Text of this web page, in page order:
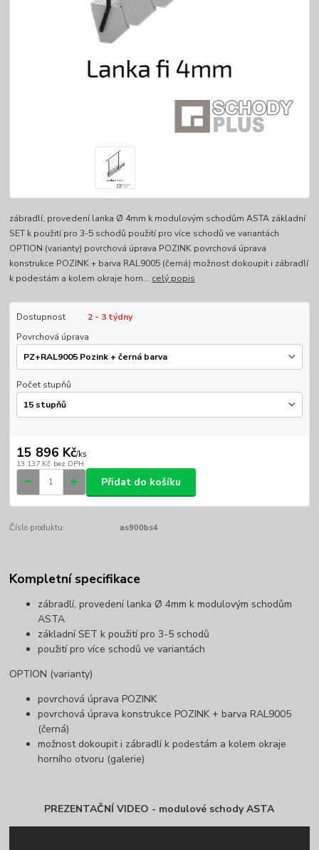
zábradlí, provedení lanka Ø 4mm k modulovým schodům ASTA základní
SET k použití pro 3-5 schodů použití pro více schodů ve variantách
OPTION (varianty) povrchová úprava POZINK povrchová úprava
konstrukce POZINK + barva RAL9005 (černá) možnost dokoupit i zábradlí
k podestám a kolem okraje horn... celý popis
Dostupnost
2 - 3 týdny
Povrchová úprava
Počet stupňů
15 896 Kč/ks
13 137 Kč bez DPH
Přidat do košíku
Číslo produktu: as900bs4
Kompletní specifikace
zábradlí, provedení lanka Ø 4mm k modulovým schodům
ASTA
základní SET k použití pro 3-5 schodů
použití pro více schodů ve variantách
OPTION (varianty)
povrchová úprava POZINK
povrchová úprava konstrukce POZINK + barva RAL9005
(černá)
možnost dokoupit i zábradlí k podestám a kolem okraje
horního otvoru (galerie)
PREZENTAČNÍ VIDEO - modulové schody ASTA